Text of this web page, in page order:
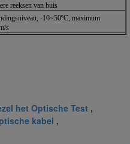
reeksen van buis
-10~50ºC, maximum
s
het Optische Test ,
kabel ,